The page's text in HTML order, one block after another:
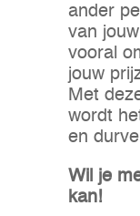
ander
van
vooral
jouw
Met
wordt
en
Wil je
kan!